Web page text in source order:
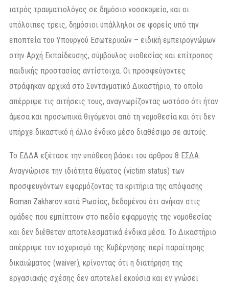
ιατρός τραυματιολόγος σε δημόσιο νοσοκομείο, και οι
υπόλοιπες τρεις, δημόσιοι υπάλληλοι σε φορείς υπό την
εποπτεία του Υπουργού Εσωτερικών – ειδική εμπειρογνώμων
στην Αρχή Εκπαίδευσης, σύμβουλος υιοθεσίας και επίτροπος
παιδικής προστασίας αντίστοιχα. Οι προσφεύγοντες
στράφηκαν αρχικά στο Συνταγματικό Δικαστήριο, το οποίο
απέρριψε τις αιτήσεις τους, αναγνωρίζοντας ωστόσο ότι ήταν
άμεσα και προσωπικά θιγόμενοι από τη νομοθεσία και ότι δεν
υπήρχε δικαστικό ή άλλο ένδικο μέσο διαθέσιμο σε αυτούς.
Το ΕΔΔΑ εξέτασε την υπόθεση βάσει του άρθρου 8 ΕΣΔΑ.
Αναγνώρισε την ιδιότητα θύματος (victim status) των
προσφευγόντων εφαρμόζοντας τα κριτήρια της απόφασης
Roman Zakharov κατά Ρωσίας, δεδομένου ότι ανήκαν στις
ομάδες που εμπίπτουν στο πεδίο εφαρμογής της νομοθεσίας
και δεν διέθεταν αποτελεσματικά ένδικα μέσα. Το Δικαστήριο
απέρριψε τον ισχυρισμό της Κυβέρνησης περί παραίτησης
δικαιώματος (waiver), κρίνοντας ότι η διατήρηση της
εργασιακής σχέσης δεν αποτελεί εκούσια και εν γνώσει